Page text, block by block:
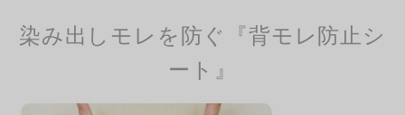
染み出しモレを防ぐ『背モレ防止シ
ート』